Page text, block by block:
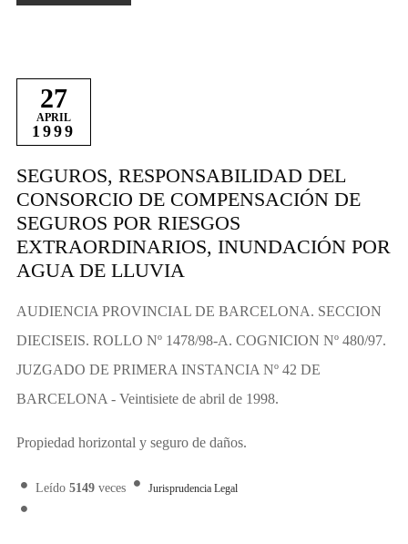
27
APRIL
1999
SEGUROS, RESPONSABILIDAD DEL
CONSORCIO DE COMPENSACIÓN DE
SEGUROS POR RIESGOS
EXTRAORDINARIOS, INUNDACIÓN POR
AGUA DE LLUVIA
AUDIENCIA PROVINCIAL DE BARCELONA. SECCION
DIECISEIS. ROLLO Nº 1478/98-A. COGNICION Nº 480/97.
JUZGADO DE PRIMERA INSTANCIA Nº 42 DE
BARCELONA - Veintisiete de abril de 1998.
Propiedad horizontal y seguro de daños.
Leído 5149 veces Jurisprudencia Legal